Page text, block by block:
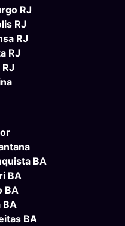
RJ
RJ
RJ
RJ
BA
BA
BA
BA
BA